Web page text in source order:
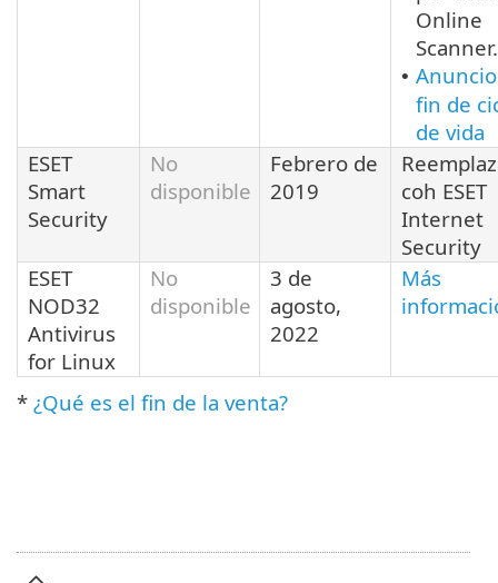
Online
Scanner.
•
fin de
de vida
ESET
Smart
Security
No
disponible
Febrero de
2019
coh ESET
Internet
Security
ESET
NOD32
Antivirus
for Linux
No
disponible
3 de
agosto,
2022
Más
* ¿Qué es el fin de la venta?